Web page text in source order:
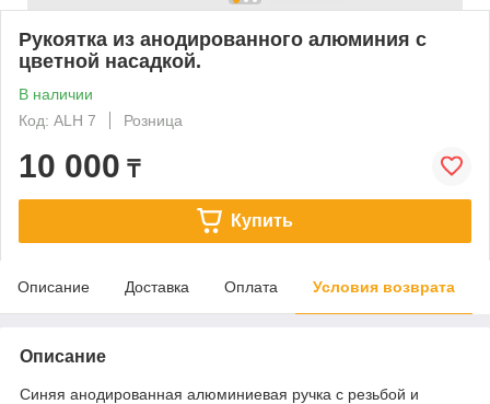
Рукоятка из анодированного алюминия с
цветной насадкой.
В наличии
Код: ALH 7
Розница
10 000 ₸
Купить
Описание Доставка Оплата Условия возврата
Описание
Синяя анодированная алюминиевая ручка с резьбой и